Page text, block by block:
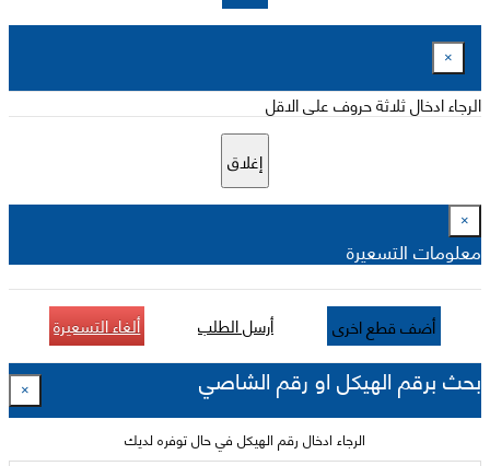
×
الرجاء ادخال ثلاثة حروف على الاقل
إغلاق
×
معلومات التسعيرة
أضف قطع اخرى أرسل الطلب ألغاء التسعيرة
بحث برقم الهيكل او رقم الشاصي ×
الرجاء ادخال رقم الهيكل في حال توفره لديك